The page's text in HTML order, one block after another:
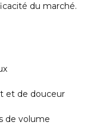
du marché.
et de douceur
de volume